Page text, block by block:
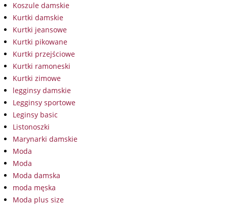
Koszule damskie
Kurtki damskie
Kurtki jeansowe
Kurtki pikowane
Kurtki przejściowe
Kurtki ramoneski
Kurtki zimowe
legginsy damskie
Legginsy sportowe
Leginsy basic
Listonoszki
Marynarki damskie
Moda
Moda
Moda damska
moda męska
Moda plus size